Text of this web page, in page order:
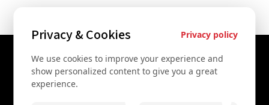
Contact Us
Privacy & Cookies Privacy policy
We use cookies to improve your experience and
show personalized content to give you a great
experience.